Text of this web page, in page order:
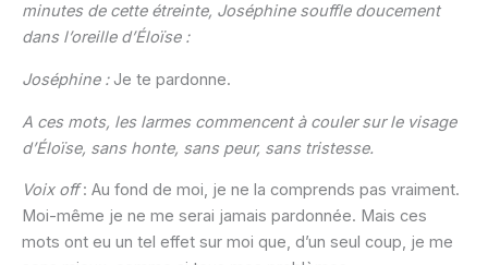
minutes de cette étreinte, Joséphine souffle doucement
dans l’oreille d’Éloïse :
Joséphine :Je te pardonne.
A ces mots, les larmes commencent à couler sur le visage
d’Éloïse, sans honte, sans peur, sans tristesse.
Voix off: Au fond de moi, je ne la comprends pas vraiment.
Moi-même je ne me serai jamais pardonnée. Mais ces
mots ont eu un tel effet sur moi que, d’un seul coup, je me